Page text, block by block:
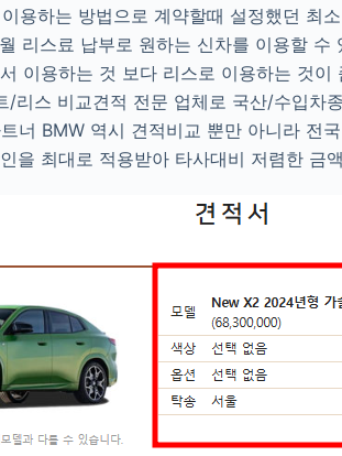
용하는 방법으로 계약할때 설정했던 최
리스료 납부로 원하는 신차를 이용할 수
이용하는 것 보다 리스로 이용하는 것
/리스 비교견적 전문 업체로 국산/수입차
너 BMW 역시 견적비교 뿐만 아니라 전
을 최대로 적용받아 타사대비 저렴한 금